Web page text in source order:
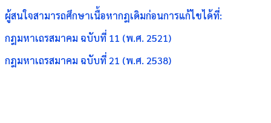
ผู้สนใจสามารถศึกษาเนื้อหากฎเดิมก่อนการแก้ไขได้ที่:
กฎมหาเถรสมาคม ฉบับที่ 11 (พ.ศ. 2521)
กฎมหาเถรสมาคม ฉบับที่ 21 (พ.ศ. 2538)